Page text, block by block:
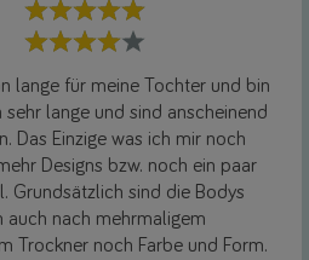
lange für meine Tochter und bin
lange und sind anscheinend
Das Einzige was ich mir noch
Designs bzw. noch ein paar
Grundsätzlich sind die Bodys
auch nach mehrmaligem
Trockner noch Farbe und Form.